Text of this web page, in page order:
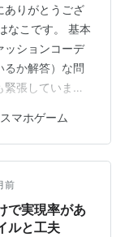
ありがとうござ
なこです。 基本
ッションコーデ
るか解答）な問
張していま
問題集を使う
なとこを何とか
慣らしていま
前。もっと早く
に落ちて私って
スマホゲーム
前
で実現率があ
ルと工夫